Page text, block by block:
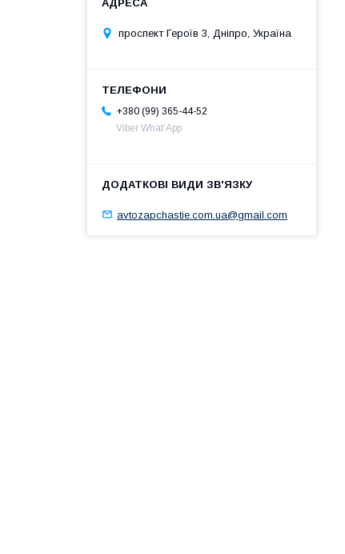
проспект Героїв 3, Дніпро, Україна
+380 (99) 365-44-52
Viber What’App
avtozapchastie.com.ua@gmail.com